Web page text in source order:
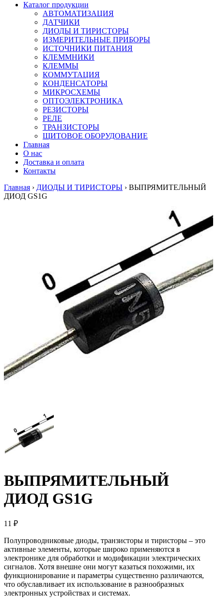
Каталог продукции
АВТОМАТИЗАЦИЯ
ДАТЧИКИ
ДИОДЫ И ТИРИСТОРЫ
ИЗМЕРИТЕЛЬНЫЕ ПРИБОРЫ
ИСТОЧНИКИ ПИТАНИЯ
КЛЕММНИКИ
КЛЕММЫ
КОММУТАЦИЯ
КОНДЕНСАТОРЫ
МИКРОСХЕМЫ
ОПТОЭЛЕКТРОНИКА
РЕЗИСТОРЫ
РЕЛЕ
ТРАНЗИСТОРЫ
ЩИТОВОЕ ОБОРУДОВАНИЕ
Главная
О нас
Доставка и оплата
Контакты
Главная › ДИОДЫ И ТИРИСТОРЫ › ВЫПРЯМИТЕЛЬНЫЙ
ДИОД GS1G
ВЫПРЯМИТЕЛЬНЫЙ
ДИОД GS1G
11 ₽
Полупроводниковые диоды, транзисторы и тиристоры – это
активные элементы, которые широко применяются в
электронике для обработки и модификации электрических
сигналов. Хотя внешне они могут казаться похожими, их
функционирование и параметры существенно различаются,
что обуславливает их использование в разнообразных
электронных устройствах и системах.